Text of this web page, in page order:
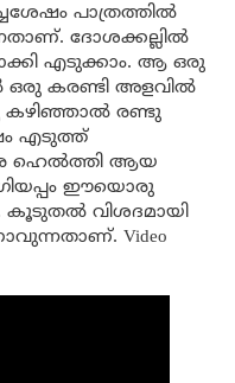
പാത്രത്തിൽ
ദോശക്കല്ലിൽ
എടുക്കാം. ആ ഒരു
ഒരു കരണ്ടി അളവിൽ
കഴിഞ്ഞാൽ രണ്ടു
എടുത്ത്
ഹെൽത്തി ആയ
ഈയൊരു
കൂടുതൽ വിശദമായി
Video